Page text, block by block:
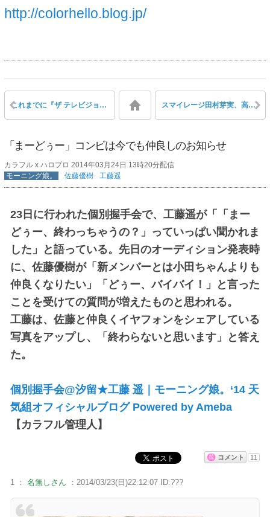
http://colorhello.blog.jp/
これまでに『ザ テレビジョン』の表紙を飾ったハロプロメンバーは？ スマイレージ田村芽実、高校進学確定！ 「女子高生生活エンジョイ予定」のお知らせ
「まーどぅー」コンビは今でも仲良しのお知らせ
カラフル x ハロプロ 2014年03月24日 13時20分配信
モーニング娘。
佐藤優樹 工藤遥
23日に行われた個別握手会で、工藤遥が「「まー
どぅー、終わっちゃうの？」っていっぱい聞かれま
した」と語っている。先日のオーディション発表時
に、佐藤優樹が「新メンバーとは小田ちゃんよりも
仲良くなりたい」「どぅー、バイバイ！」と言った
ことを受けての質問が増えたものと思われる。
工藤は、佐藤と仲良くイヤフォンをシェアしている
写真をアップし、「終わらないと思います」と答え
た。
個別握手会@汐留★工藤 遥｜モーニング娘。‘14 天
気組オフィシャルブログ Powered by Ameba
【カラフル管理人】
コメント 11
1 ： 名無しさん ：2014/03/23(日)22:12:07 ID:???